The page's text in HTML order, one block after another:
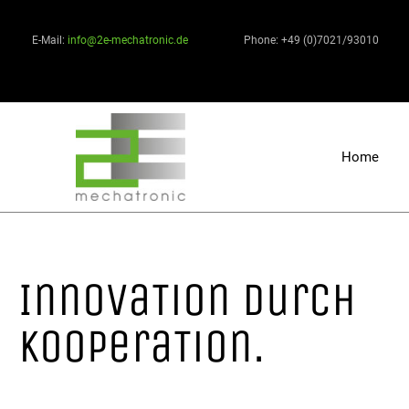
E-Mail: info@2e-mechatronic.de Phone: +49 (0)7021/93010
Home
InnovaTion durch
KooperaTion.